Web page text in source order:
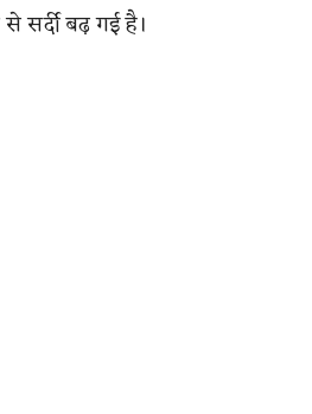
सर्दी बढ़ गई है।